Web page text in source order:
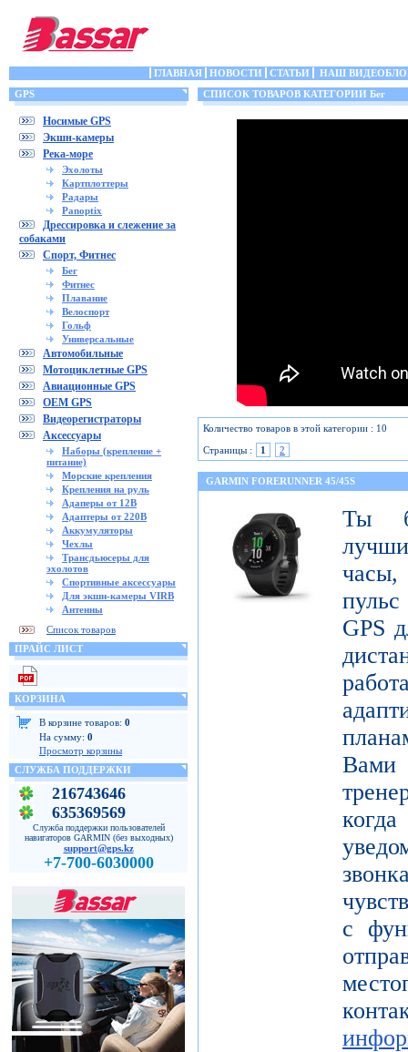
ГЛАВНАЯ НОВОСТИ СТАТЬИ
НАШ
GPS
Носимые GPS
Экшн-камеры
Река-море
Эхолоты
Картплоттеры
Радары
Panoptix
Дрессировка и слежение за
собаками
Спорт, Фитнес
Бег
Фитнес
Плавание
Велоспорт
Гольф
Универсальные
Автомобильные
Мотоциклетные GPS
Авиационные GPS
OEM GPS
Видеорегистраторы
Аксессуары
Наборы (крепление +
питание)
Морские крепления
Крепления на руль
Адаперы от 12В
Адаптеры от 220В
Аккумуляторы
Чехлы
Трансдьюсеры для
эхолотов
Спортивные аксессуары
Для экшн-камеры VIRB
Антенны
Список товаров
ПРАЙС ЛИСТ
КОРЗИНА
В корзине товаров: 0
На сумму: 0
Просмотр корзины
СЛУЖБА ПОДДЕРЖКИ
216743646
635369569
Служба поддержки пользователей
навигаторов GARMIN (без выходных)
support@gps.kz
+7-700-6030000
СПИСОК ТОВАРОВ КАТЕГОРИИ Бег
Количество товаров в этой категории : 10
Страницы :
1 2
GARMIN FORERUNNER 45/45S
Ты
GPS
Вами
с